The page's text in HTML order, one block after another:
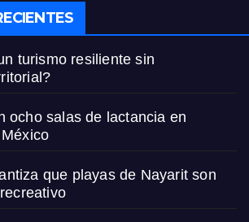
turismo resiliente sin
ocho salas de lactancia en
que playas de Nayarit son